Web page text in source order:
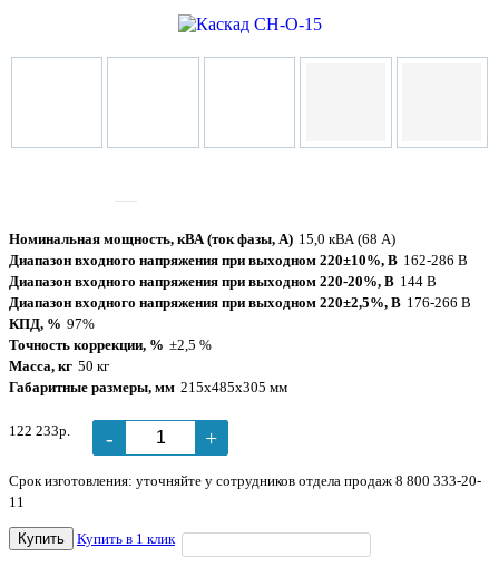
Номинальная мощность, кВА (ток фазы, А) 15,0 кВА (68 А)
Диапазон входного напряжения при выходном 220±10%, В 162-286 В
Диапазон входного напряжения при выходном 220-20%, В 144 В
Диапазон входного напряжения при выходном 220±2,5%, В 176-266 В
КПД, % 97%
Точность коррекции, % ±2,5 %
Масса, кг 50 кг
Габаритные размеры, мм 215х485х305 мм
122 233р. - +
Срок изготовления: уточняйте у сотрудников отдела продаж 8 800 333-20-
11
Купить
Купить в 1 клик